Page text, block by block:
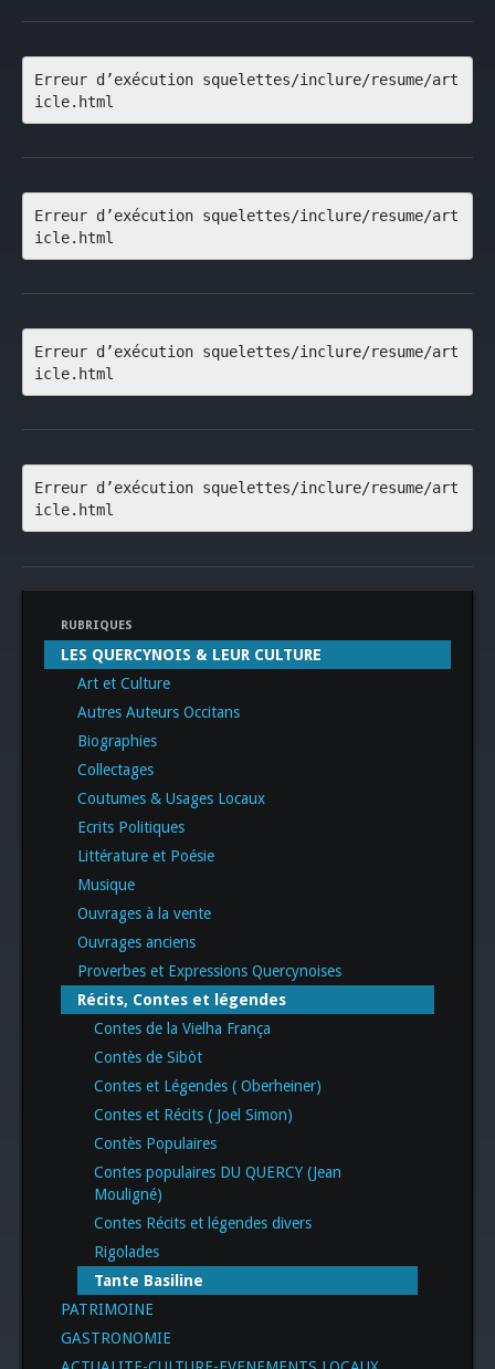
Erreur d’exécution squelettes/inclure/resume/art
icle.html
Erreur d’exécution squelettes/inclure/resume/art
icle.html
Erreur d’exécution squelettes/inclure/resume/art
icle.html
Erreur d’exécution squelettes/inclure/resume/art
icle.html
RUBRIQUES
LES QUERCYNOIS & LEUR CULTURE
Art et Culture
Autres Auteurs Occitans
Biographies
Collectages
Coutumes & Usages Locaux
Ecrits Politiques
Littérature et Poésie
Musique
Ouvrages à la vente
Ouvrages anciens
Proverbes et Expressions Quercynoises
Récits, Contes et légendes
Contes de la Vielha França
Contès de Sibòt
Contes et Légendes ( Oberheiner)
Contes et Récits ( Joel Simon)
Contès Populaires
Contes populaires DU QUERCY (Jean
Mouligné)
Contes Récits et légendes divers
Rigolades
Tante Basiline
PATRIMOINE
GASTRONOMIE